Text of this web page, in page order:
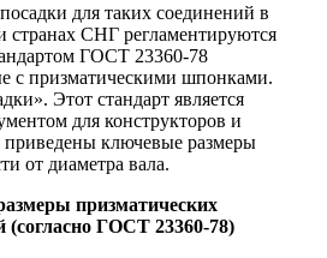
для таких соединений в
странах СНГ регламентируются
ГОСТ 23360-78
с призматическими шпонками.
Этот стандарт является
для конструкторов и
приведены ключевые размеры
от диаметра вала.
призматических
ГОСТ 23360-78)